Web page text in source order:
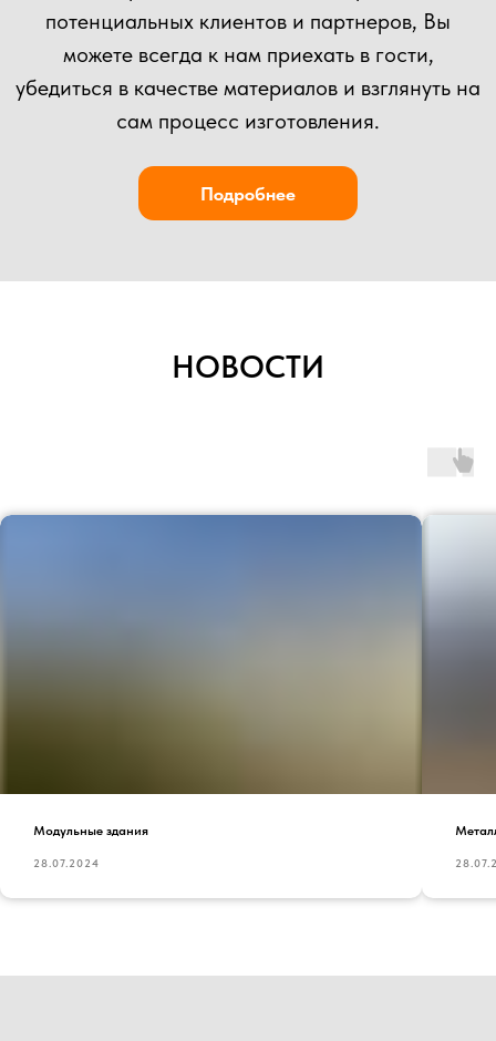
НОВОСТИ
Модульные здания
28.07.2024
Отправить